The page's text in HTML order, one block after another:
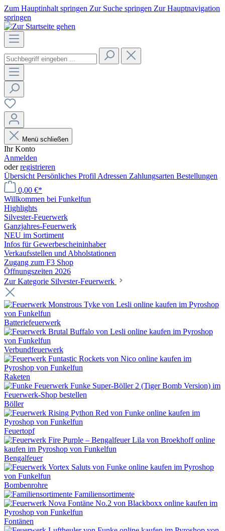
Zum Hauptinhalt springen Zur Suche springen Zur Hauptnavigation
springen
Menü schließen
Ihr Konto
Anmelden
oderregistrieren
Übersicht Persönliches Profil Adressen Zahlungsarten Bestellungen
0,00 €*
Willkommen bei Funkelfun
Highlights
Silvester-Feuerwerk
Ganzjahres-Feuerwerk
NEU im Sortiment
Infos für Gewerbescheininhaber
Verkaufsstellen und Abholstationen
Zugang zum F3 Shop
Öffnungszeiten 2026
Zur Kategorie Silvester-Feuerwerk
Batteriefeuerwerk
Verbundfeuerwerk
Raketen
Böller
Feuertopf
Bengalfeuer
Bombenrohre
Familiensortimente
Fontänen